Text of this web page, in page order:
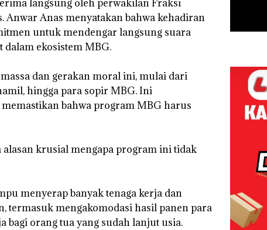
langsung oleh perwakilan Fraksi
Anwar Anas menyatakan bahwa kehadiran
untuk mendengar langsung suara
dalam ekosistem MBG.
dan gerakan moral ini, mulai dari
hingga para sopir MBG. Ini
bahwa program MBG harus
krusial mengapa program ini tidak
menyerap banyak tenaga kerja dan
termasuk mengakomodasi hasil panen para
bagi orang tua yang sudah lanjut usia.